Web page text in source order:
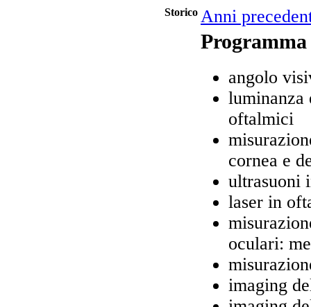
Storico Anni
Programma
angolo
luminanza
oftalmici
cornea e
ultrasuoni
laser in
oculari:
imaging